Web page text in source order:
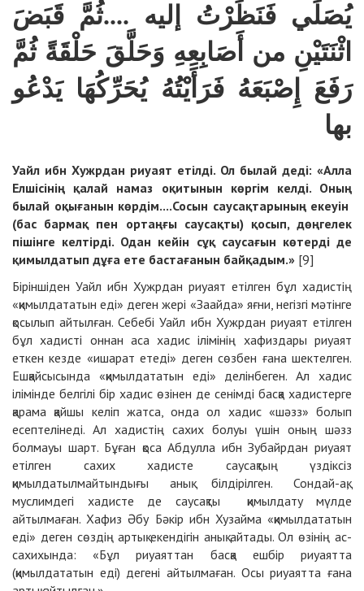
يُصَلِّي فَنَظَرْتُ إليه ....ثُمَّ قَبَضَ
اثْنَتَيْنِ من أَصَابِعِهِ وَحَلَّقَ حَلْقَةً ثُمَّ
رَفَعَ إِصْبَعَهُ فَرَأَيْتُهُ يُحَرِّكُهَا يَدْعُو
بها
Уайл ибн Хужрдан риуаят етілді. Ол былай деді: «Алла
Елшісінің қалай намаз оқитынын көргім келді. Оның
былай оқығанын көрдім....Сосын саусақтарының екеуін
(бас бармақ пен ортаңғы саусақты) қосып, дөңгелек
пішінге келтірді. Одан кейін сұқ саусағын көтерді де
қимылдатып дұға ете бастағанын байқадым.» [9]
Біріншіден Уайл ибн Хужрдан риуаят етілген бұл хадистің
«қимылдататын еді» деген жері «Заайда» яғни, негізгі мәтінге
қосылып айтылған. Себебі Уайл ибн Хужрдан риуаят етілген
бұл хадисті оннан аса хадис ілімінің хафиздары риуаят
еткен кезде «ишарат етеді» деген сөзбен ғана шектелген.
Ешқайсысында «қимылдататын еді» делінбеген. Ал хадис
ілімінде белгілі бір хадис өзінен де сенімді басқа хадистерге
қарама қайшы келіп жатса, онда ол хадис «шәзз» болып
есептелінеді. Ал хадистің сахих болуы үшін оның шәзз
болмауы шарт. Бұған қоса Абдулла ибн Зубайрдан риуаят
етілген сахих хадисте саусақтың үздіксіз
қимылдатылмайтындығы анық білдірілген. Сондай-ақ,
муслимдегі хадисте де саусақты қимылдату мүлде
айтылмаған. Хафиз Әбу Бәкір ибн Хузайма «қимылдататын
еді» деген сөздің артық екендігін анық айтады. Ол өзінің ас-
сахихында: «Бұл риуаяттан басқа ешбір риуаятта
(қимылдататын еді) дегені айтылмаған. Осы риуаятта ғана